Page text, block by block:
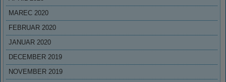
MAREC 2020
FEBRUAR 2020
JANUAR 2020
DECEMBER 2019
NOVEMBER 2019